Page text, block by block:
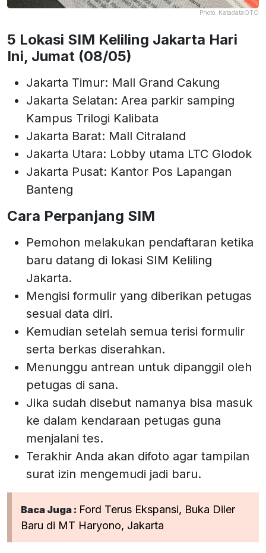
Photo: KatadataOTO
5 Lokasi SIM Keliling Jakarta Hari
Ini, Jumat (08/05)
Jakarta Timur: Mall Grand Cakung
Jakarta Selatan: Area parkir samping
Kampus Trilogi Kalibata
Jakarta Barat: Mall Citraland
Jakarta Utara: Lobby utama LTC Glodok
Jakarta Pusat: Kantor Pos Lapangan
Banteng
Cara Perpanjang SIM
Pemohon melakukan pendaftaran ketika
baru datang di lokasi SIM Keliling
Jakarta.
Mengisi formulir yang diberikan petugas
sesuai data diri.
Kemudian setelah semua terisi formulir
serta berkas diserahkan.
Menunggu antrean untuk dipanggil oleh
petugas di sana.
Jika sudah disebut namanya bisa masuk
ke dalam kendaraan petugas guna
menjalani tes.
Terakhir Anda akan difoto agar tampilan
surat izin mengemudi jadi baru.
Baca Juga : Ford Terus Ekspansi, Buka Diler
Baru di MT Haryono, Jakarta